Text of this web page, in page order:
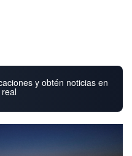
y obtén noticias en